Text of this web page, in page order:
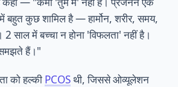
बहुत कुछ शामिल है — हार्मोन, शरीर, समय,
2 साल में बच्चा न होना 'विफलता' नहीं है।
हैं।"
को हल्की PCOSथी, जिससे ओव्यूलेशन